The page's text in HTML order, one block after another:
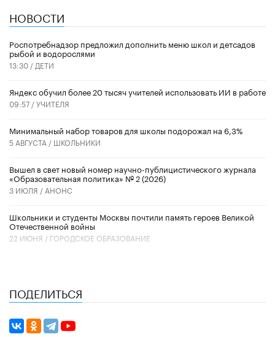
НОВОСТИ
Роспотребнадзор предложил дополнить меню школ и детсадов
рыбой и водорослями
13:30 / ДЕТИ
​Яндекс обучил более 20 тысяч учителей использовать ИИ в работе
09:57 /УЧИТЕЛЯ
Минимальный набор товаров для школы подорожал на 6,3%
5 АВГУСТА / ШКОЛЬНИКИ
Вышел в свет новый номер научно-публицистического журнала
«Образовательная политика» № 2 (2026)
3 ИЮЛЯ / АНОНС
Школьники и студенты Москвы почтили память героев Великой
Отечественной войны
22 ИЮНЯ / ГОРОДСКОЕ ОБРАЗОВАНИЕ
ПОДЕЛИТЬСЯ